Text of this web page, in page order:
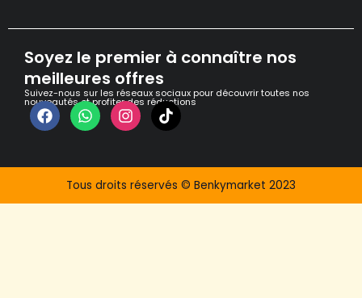
Soyez le premier à connaître nos
meilleures offres
Suivez-nous sur les réseaux sociaux pour découvrir toutes nos
nouveautés et profiter des réductions
FacebookWhatsapp
Instagram
Tiktok
Tous droits réservés © Benkymarket 2023